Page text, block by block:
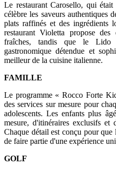
Le restaurant Carosello, qui
célèbre les saveurs authentiques
plats raffinés et des ingrédients
restaurant Violetta propose
fraîches, tandis que le Lido
gastronomique détendue et
meilleur de la cuisine italienne.
FAMILLE
Le programme « Rocco Forte
des services sur mesure pour
adolescents. Les enfants plus
mesure, d'itinéraires exclusifs et
Chaque détail est conçu pour que
de faire partie d'une expérience
GOLF